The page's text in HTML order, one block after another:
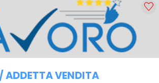
ADDETTA VENDITA